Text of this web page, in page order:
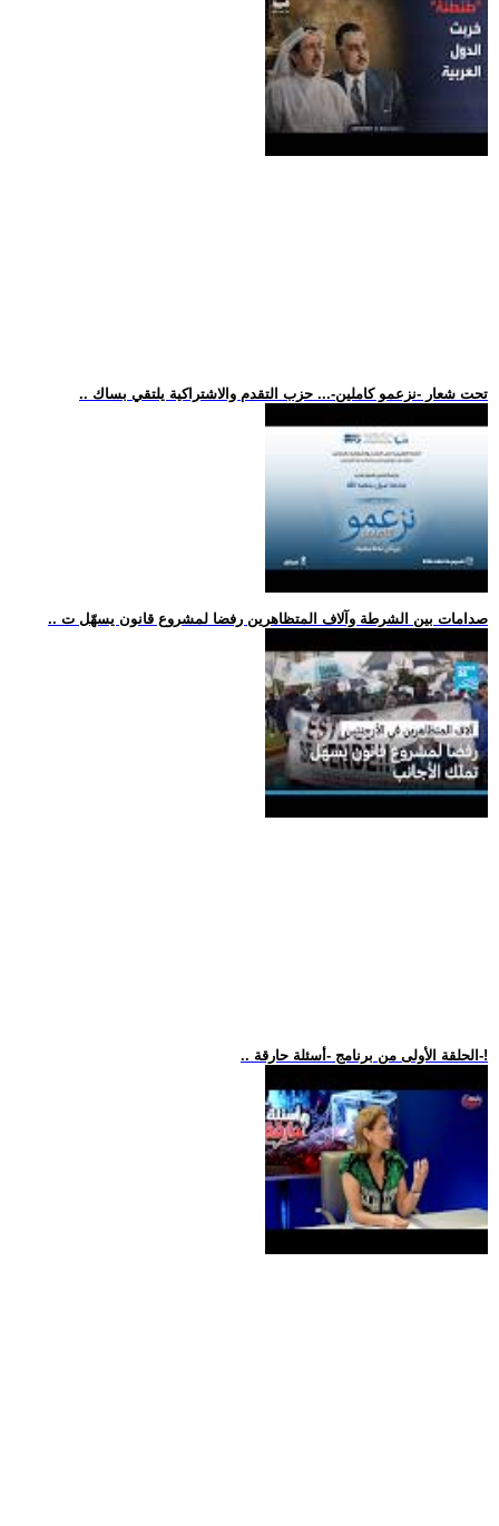
.. تحت شعار -نزعمو كاملين-... حزب التقدم والاشتراكية يلتقي بساك
.. صدامات بين الشرطة وآلاف المتظاهرين رفضا لمشروع قانون يسهّل ت
.. الحلقة الأولى من برنامج -أسئلة حارقة-!